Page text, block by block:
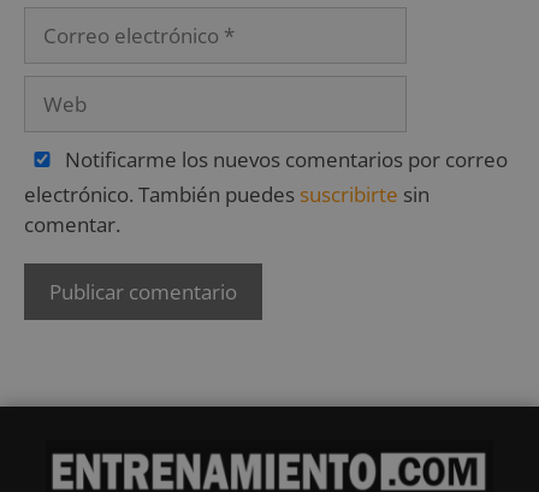
Notificarme los nuevos comentarios por correo
electrónico. También puedes suscribirte sin
comentar.